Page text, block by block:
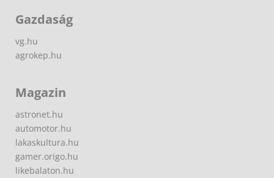
Gazdaság
vg.hu
agrokep.hu
Magazin
astronet.hu
automotor.hu
lakaskultura.hu
gamer.origo.hu
likebalaton.hu